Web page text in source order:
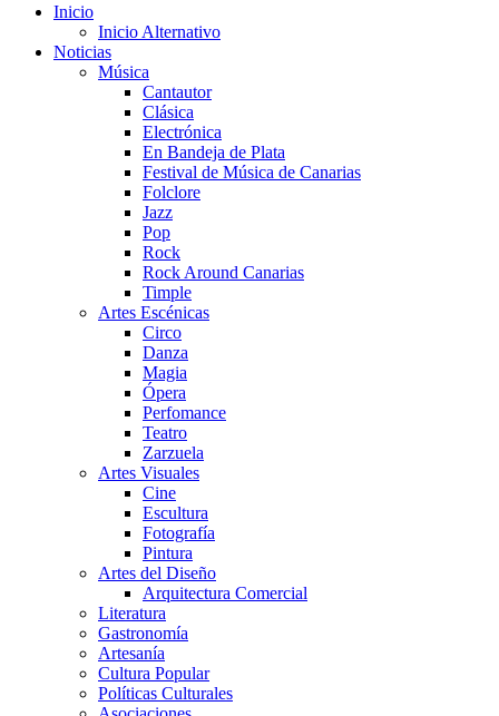
Inicio
Inicio Alternativo
Noticias
Música
Cantautor
Clásica
Electrónica
En Bandeja de Plata
Festival de Música de Canarias
Folclore
Jazz
Pop
Rock
Rock Around Canarias
Timple
Artes Escénicas
Circo
Danza
Magia
Ópera
Perfomance
Teatro
Zarzuela
Artes Visuales
Cine
Escultura
Fotografía
Pintura
Artes del Diseño
Arquitectura Comercial
Literatura
Gastronomía
Artesanía
Cultura Popular
Políticas Culturales